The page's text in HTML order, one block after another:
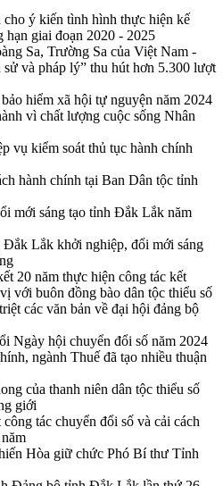
ý kiến tình hình thực hiện kế
hạn giai đoạn 2020 - 2025
Sa, Trường Sa của Việt Nam -
và pháp lý” thu hút hơn 5.300 lượt
hiểm xã hội tự nguyện năm 2024
vì chất lượng cuộc sống Nhân
vụ kiểm soát thủ tục hành chính
hành chính tại Ban Dân tộc tỉnh
mới sáng tạo tỉnh Đắk Lắk năm
Đắk Lắk khởi nghiệp, đổi mới sáng
20 năm thực hiện công tác kết
với buôn đồng bào dân tộc thiểu số
các văn bản về đại hội đảng bộ
Ngày hội chuyển đổi số năm 2024
ngành Thuế đã tạo nhiều thuận
của thanh niên dân tộc thiểu số
giới
tác chuyển đổi số và cải cách
Hòa giữ chức Phó Bí thư Tỉnh